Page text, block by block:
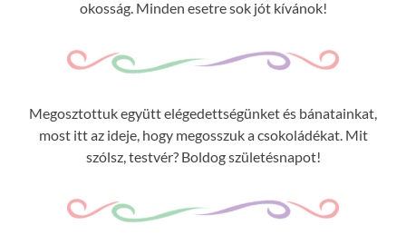
okosság. Minden esetre sok jót kívánok!
Megosztottuk együtt elégedettségünket és bánatainkat,
most itt az ideje, hogy megosszuk a csokoládékat. Mit
szólsz, testvér? Boldog születésnapot!